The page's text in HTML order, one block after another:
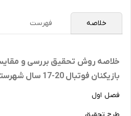
خلاصه فهرست
خلاصه روش تحقیق بررسی و
بازیکنان فوتبال 20-17 سال شهرستان مهاباد
فصل اول